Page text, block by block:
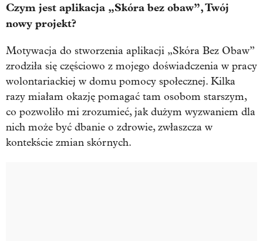
Czym jest aplikacja „Skóra bez obaw”, Twój
nowy projekt?
Motywacja do stworzenia aplikacji „Skóra Bez Obaw”
zrodziła się częściowo z mojego doświadczenia w pracy
wolontariackiej w domu pomocy społecznej. Kilka
razy miałam okazję pomagać tam osobom starszym,
co pozwoliło mi zrozumieć, jak dużym wyzwaniem dla
nich może być dbanie o zdrowie, zwłaszcza w
kontekście zmian skórnych.